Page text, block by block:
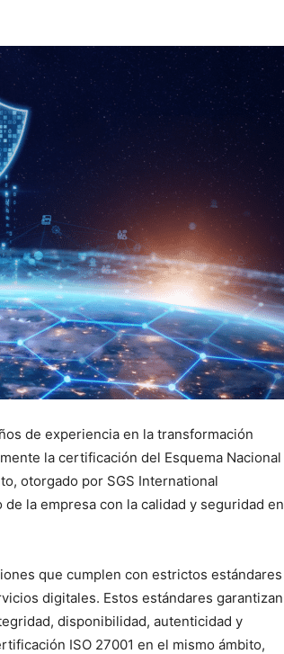
de experiencia en la transformación
la certificación del Esquema Nacional
otorgado por SGS International
la empresa con la calidad y seguridad en
que cumplen con estrictos estándares
digitales. Estos estándares garantizan
disponibilidad, autenticidad y
ISO 27001 en el mismo ámbito,